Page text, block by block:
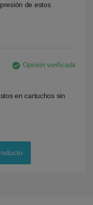
de estos
check_circle Opinión verificada
en cartuchos sin